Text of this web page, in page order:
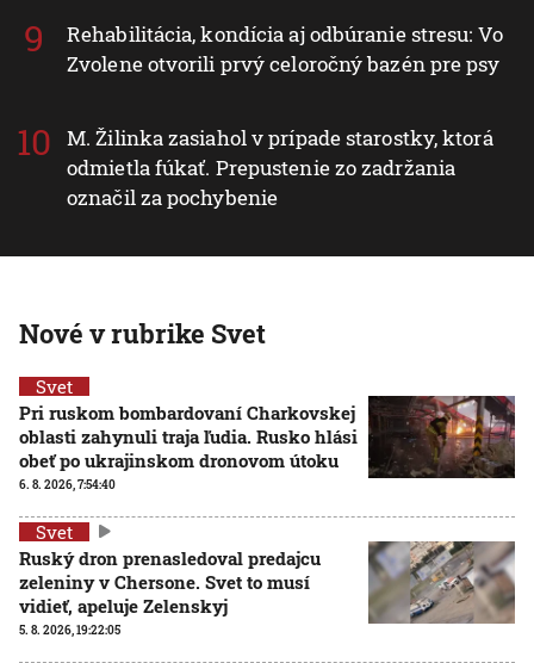
Rehabilitácia, kondícia aj odbúranie stresu: Vo
Zvolene otvorili prvý celoročný bazén pre psy
M. Žilinka zasiahol v prípade starostky, ktorá
odmietla fúkať. Prepustenie zo zadržania
označil za pochybenie
Nové v rubrike Svet
Svet
Pri ruskom bombardovaní Charkovskej
oblasti zahynuli traja ľudia. Rusko hlási
obeť po ukrajinskom dronovom útoku
6. 8. 2026, 7:54:40
Svet
Ruský dron prenasledoval predajcu
zeleniny v Chersone. Svet to musí
vidieť, apeluje Zelenskyj
5. 8. 2026, 19:22:05